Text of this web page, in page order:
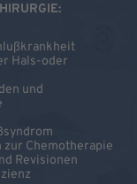
Hals-oder
und
Chemotherapie
Revisionen